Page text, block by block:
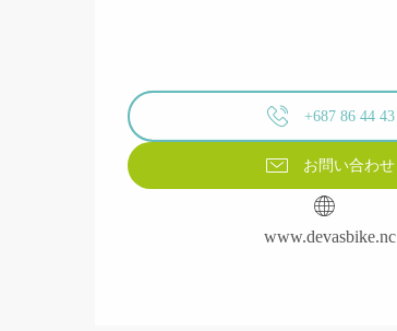
+687 86 44 43
お問い合わせ
www.devasbike.nc